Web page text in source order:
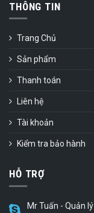
THÔNG TIN
Trang Chủ
Sản phẩm
Thanh toán
Liên hệ
Tài khoản
Kiểm tra bảo hành
HỖ TRỢ
Mr Tuấn - Quản lý